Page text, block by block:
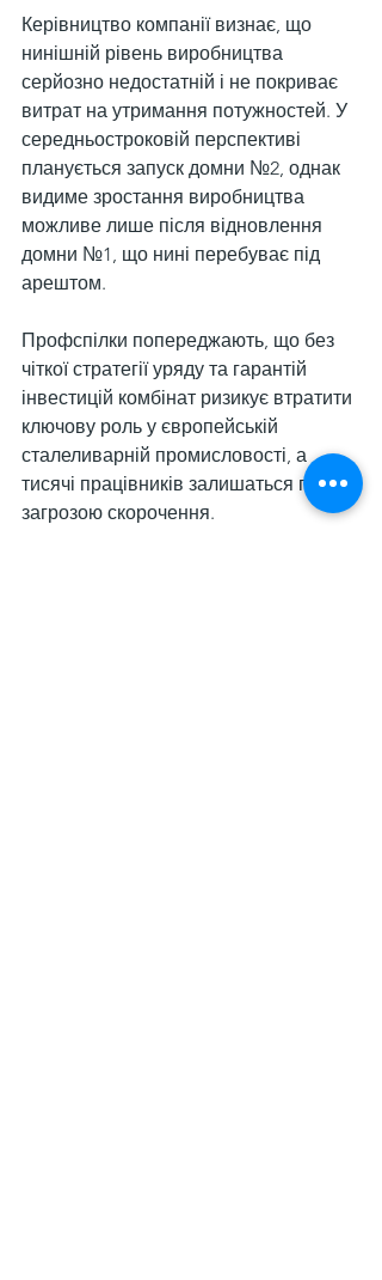
Керівництво компанії визнає, що
нинішній рівень виробництва
серйозно недостатній і не покриває
витрат на утримання потужностей. У
середньостроковій перспективі
планується запуск домни №2, однак
видиме зростання виробництва
можливе лише після відновлення
домни №1, що нині перебуває під
арештом.
Профспілки попереджають, що без
чіткої стратегії уряду та гарантій
інвестицій комбінат ризикує втратити
ключову роль у європейській
сталеливарній промисловості, а
тисячі працівників залишаться під
загрозою скорочення.